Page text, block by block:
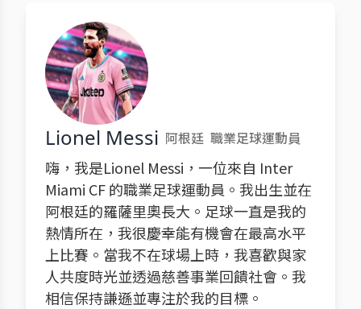
Lionel Messi 阿根廷 職業足球運動員
嗨，我是Lionel Messi，一位來自 Inter
Miami CF 的職業足球運動員。我出生並在
阿根廷的羅薩里奧長大。足球一直是我的
熱情所在，我很慶幸能有機會在最高水平
上比賽。當我不在球場上時，我喜歡與家
人共度時光並透過慈善事業回饋社會。我
相信保持謙遜並專注於我的目標。